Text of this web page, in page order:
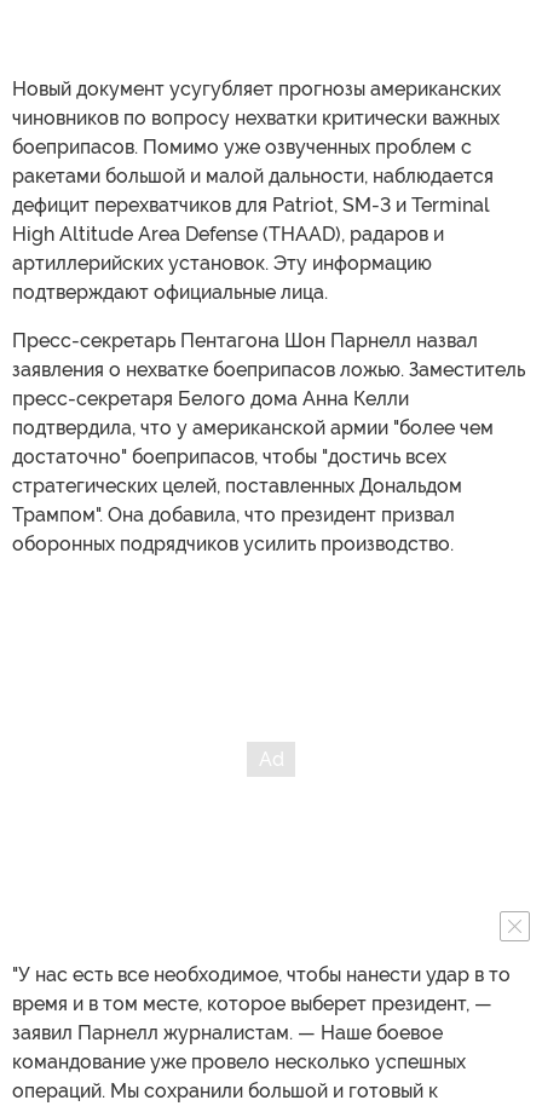
Новый документ усугубляет прогнозы американских
чиновников по вопросу нехватки критически важных
боеприпасов. Помимо уже озвученных проблем с
ракетами большой и малой дальности, наблюдается
дефицит перехватчиков для Patriot, SM-3 и Terminal
High Altitude Area Defense (THAAD), радаров и
артиллерийских установок. Эту информацию
подтверждают официальные лица.
Пресс-секретарь Пентагона Шон Парнелл назвал
заявления о нехватке боеприпасов ложью. Заместитель
пресс-секретаря Белого дома Анна Келли
подтвердила, что у американской армии "более чем
достаточно" боеприпасов, чтобы "достичь всех
стратегических целей, поставленных Дональдом
Трампом". Она добавила, что президент призвал
оборонных подрядчиков усилить производство.
"У нас есть все необходимое, чтобы нанести удар в то
время и в том месте, которое выберет президент, —
заявил Парнелл журналистам. — Наше боевое
командование уже провело несколько успешных
операций. Мы сохранили большой и готовый к